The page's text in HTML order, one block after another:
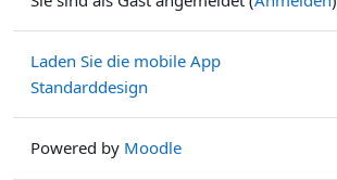
Laden Sie die mobile App
Standarddesign
Powered by Moodle